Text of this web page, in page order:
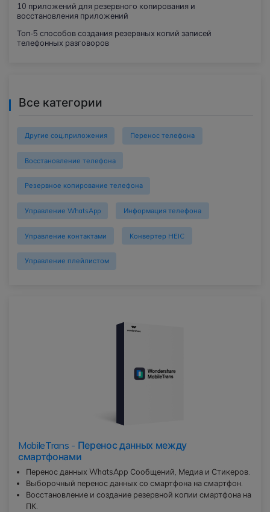
10 приложений для резервного копирования и
восстановления приложений
Топ-5 способов создания резервных копий записей
телефонных разговоров
Все категории
Другие соц.приложения Перенос телефона
Восстановление телефона
Резервное копирование телефона
Управление WhatsApp Информация телефона
Управление контактами Конвертер HEIC
Управление плейлистом
MobileTrans - Перенос данных между
смартфонами
Перенос данных WhatsApp Сообщений, Медиа и Стикеров.
Выборочный перенос данных со смартфона на смартфон.
Восстановление и создание резервной копии смартфона на
ПК.